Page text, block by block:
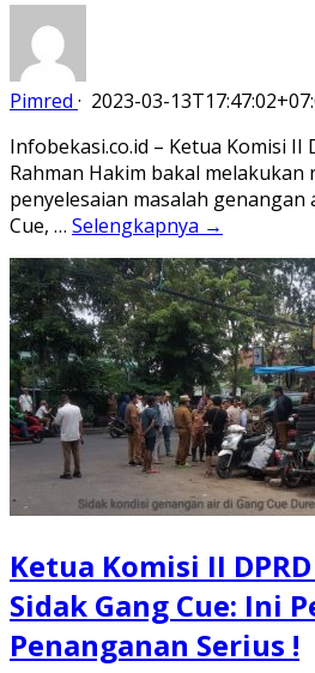
Pimred · 2023-03-
Infobekasi.co.id – Ketua Komisi II
Rahman Hakim bakal
penyelesaian masalah genangan
Cue, … Selengkapnya →
Ketua Komisi II
Sidak Gang Cue: Ini
Penanganan Serius !